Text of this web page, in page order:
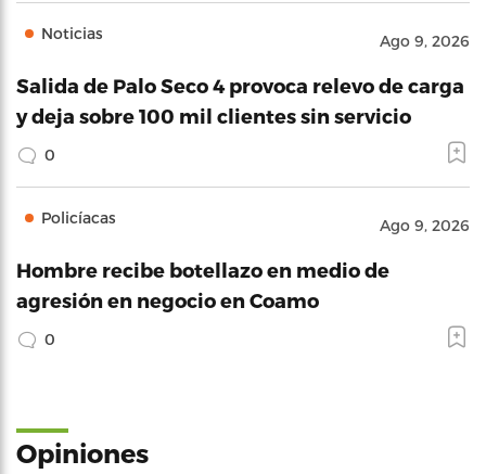
Noticias Ago 9, 2026
Salida de Palo Seco 4 provoca relevo de carga
y deja sobre 100 mil clientes sin servicio
0
Policíacas Ago 9, 2026
Hombre recibe botellazo en medio de
agresión en negocio en Coamo
0
Opiniones